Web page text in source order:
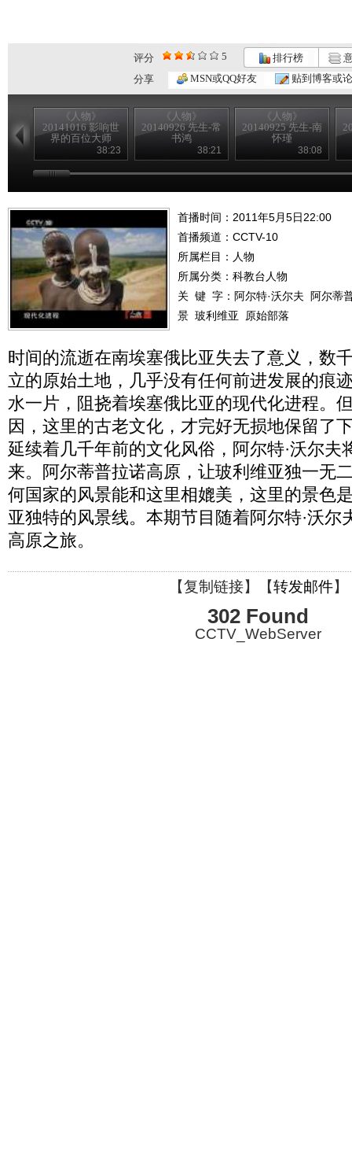
评分 5 排行榜
分享
MSN或QQ好友 贴到博客或
《人物》
20141016 影响世
界的百位大师
——达-芬奇38:23
《人物》
20140926 先生-常
书鸿
38:21
《人物》
20140925 先生-南
怀瑾
38:08
首播时间：2011年5月5日22:00
首播频道： CCTV-10
所属栏目： 人物
所属分类：科教台人物
关 键 字： 阿尔特·沃尔夫
阿尔蒂
景 玻利维亚 原始部落
时间的流逝在南埃塞俄比亚失去了意义，数
立的原始土地，几乎没有任何前进发展的痕
水一片，阻挠着埃塞俄比亚的现代化进程。
因，这里的古老文化，才完好无损地保留了
延续着几千年前的文化风俗，阿尔特·沃尔夫
来。阿尔蒂普拉诺高原，让玻利维亚独一无
何国家的风景能和这里相媲美，这里的景色
亚独特的风景线。本期节目随着阿尔特·沃尔
高原之旅。
【复制链接】【转发邮件】
302 Found
CCTV_WebServer